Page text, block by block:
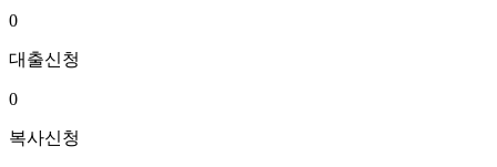
0
대출신청
0
복사신청